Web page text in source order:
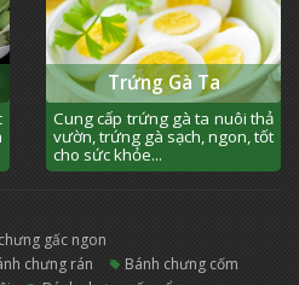
Trứng Gà Ta
Cung cấp trứng gà ta nuôi thả
vườn, trứng gà sạch, ngon, tốt
cho sức khỏe...
chưng gấc ngon
chưng rán
bánh chưng cốm